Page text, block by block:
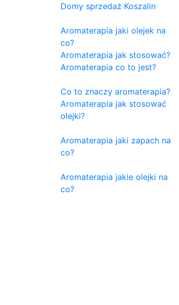
Domy sprzedaż Koszalin
Aromaterapia jaki olejek na
co?
Aromaterapia jak stosować?
Aromaterapia co to jest?
Co to znaczy aromaterapia?
Aromaterapia jak stosować
olejki?
Aromaterapia jaki zapach na
co?
Aromaterapia jakie olejki na
co?